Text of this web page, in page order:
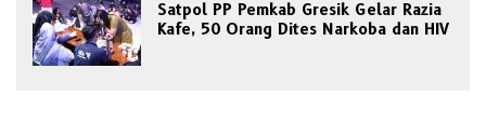
Satpol PP Pemkab Gresik Gelar Razia
Kafe, 50 Orang Dites Narkoba dan HIV